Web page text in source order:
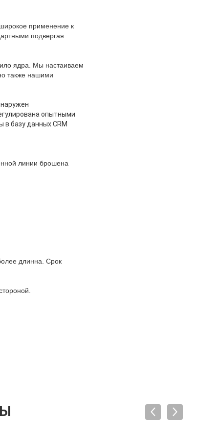
применение к
подвергая
ядра. Мы настаиваем
также нашими
опытными
базу данных CRM
линии брошена
длинна. Срок